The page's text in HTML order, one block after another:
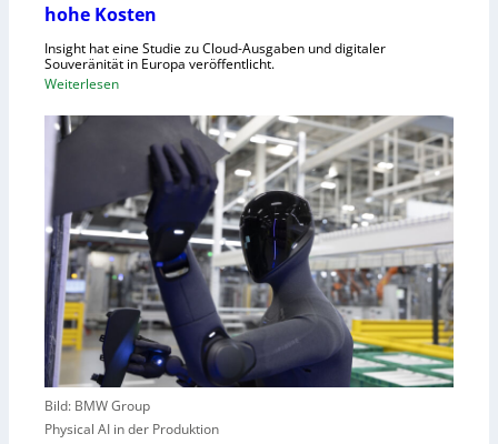
tC
R
A
,
E
a
s
c
h
i
e
n
v
hohe Kosten
Insight hat eine Studie zu Cloud-Ausgaben und digitaler
Souveränität in Europa veröffentlicht.
Weiterlesen:
n
u
t
z
e
C
l
o
u
d
Bild: BMW Group
Physical AI in der Produktion